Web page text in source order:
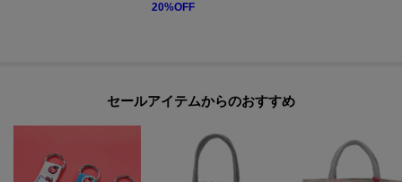
20%OFF
セールアイテムからのおすすめ